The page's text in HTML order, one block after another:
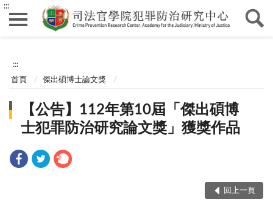
:::
:::
首頁 傑出碩博士論文獎
【公告】112年第10屆「傑出碩博
士犯罪防治研究論文獎」獲獎作品
回上一頁